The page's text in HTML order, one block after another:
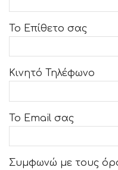
Το Επίθετο σας
Κινητό Τηλέφωνο
Το Email σας
Συμφωνώ με τους